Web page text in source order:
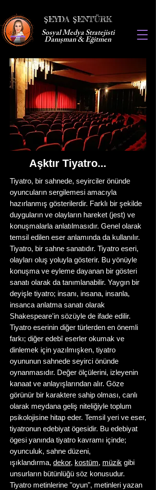
ŞEYDA ŞENTÜRK
Sosyal Medya Stratejisti
Danışman & Eğitmen
Aşktır Tiyatro...
Tiyatro, bir sahnede, seyirciler önünde
oyuncuların sergilemesi amacıyla
hazırlanmış gösterilerdir. Farklı bir şekilde
duyguların ve olayların hareket (jest) ve
konuşmalarla anlatılmasıdır. Genel olarak
temsil edilen eser anlamında da kullanılır.
Tiyatro, bir sahne sanatıdır. Tiyatro eseri,
olayları oluş yoluyla gösterir. Bu yönüyle
konuşma ve eyleme dayanan bir gösteri
sanatı olarak da tanımlanabilir. Yaygın bir
deyişle tiyatro; insanı, insana, insanla,
insanca anlatma sanatı olarak
Shakespeare'in sözüyle de ifade edilir.
Tiyatro eserinin diğer türlerden en önemli
farkı; diğer edebî eserler okumak ve
dinlemek için yazılmışken, tiyatro
oyununun sahnede seyirci önünde
oynanmasıdır. Değer ölçülerini, izleyenin
kanaat ve anlayışlarından alır. Göze
görünür bir karaktere sahip olması, canlı
olarak meydana geliş niteliğiyle toplum
psikolojisine hitap eder. Temsil yeri ve eser,
tiyatronun edebiyat ögesidir. Bu edebiyat
ögesi yanında tiyatro kavramı içinde;
oyunculuk, sahne düzeni,
ışıklandırma, dekor, kostüm, müzik gibi
unsurların bütünlüğü söz konusudur.
Tiyatro metinlerine "oyun", metinleri yazan